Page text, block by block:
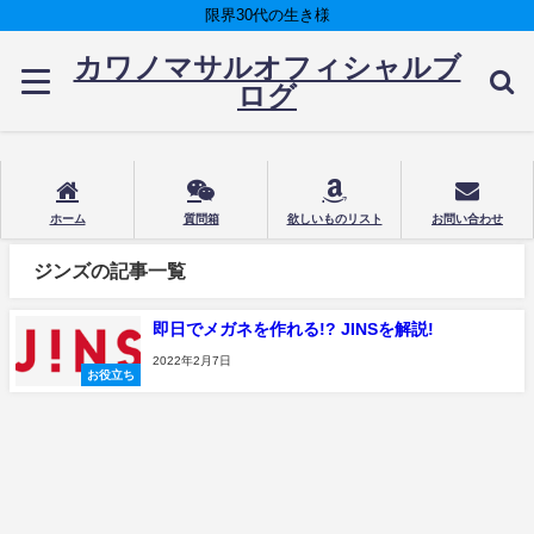
限界30代の生き様
カワノマサルオフィシャルブ
ログ
ホーム 質問箱 欲しいものリスト お問い合わせ
ジンズの記事一覧
お役立ち
即日でメガネを作れる!? JINSを解説!
2022年2月7日